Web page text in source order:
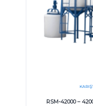
RSM-42000 –